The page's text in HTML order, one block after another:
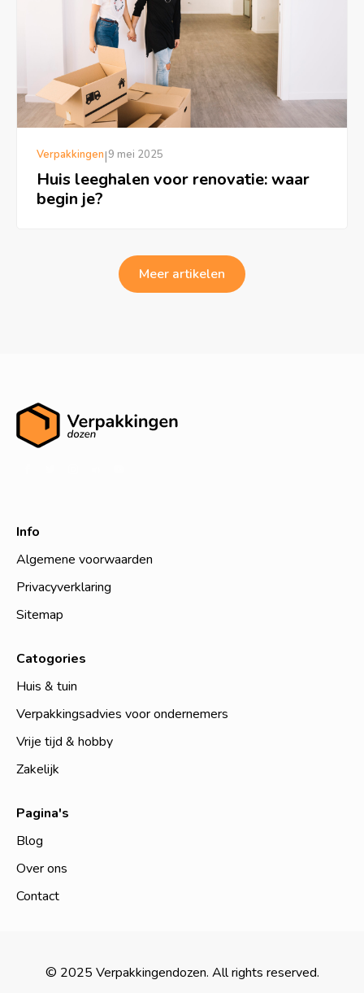
Verpakkingen|9 mei 2025
Huis leeghalen voor renovatie: waar
begin je?
Meer artikelen
Info
Algemene voorwaarden
Privacyverklaring
Sitemap
Catogories
Huis & tuin
Verpakkingsadvies voor ondernemers
Vrije tijd & hobby
Zakelijk
Pagina's
Blog
Over ons
Contact
© 2025 Verpakkingendozen. All rights reserved.